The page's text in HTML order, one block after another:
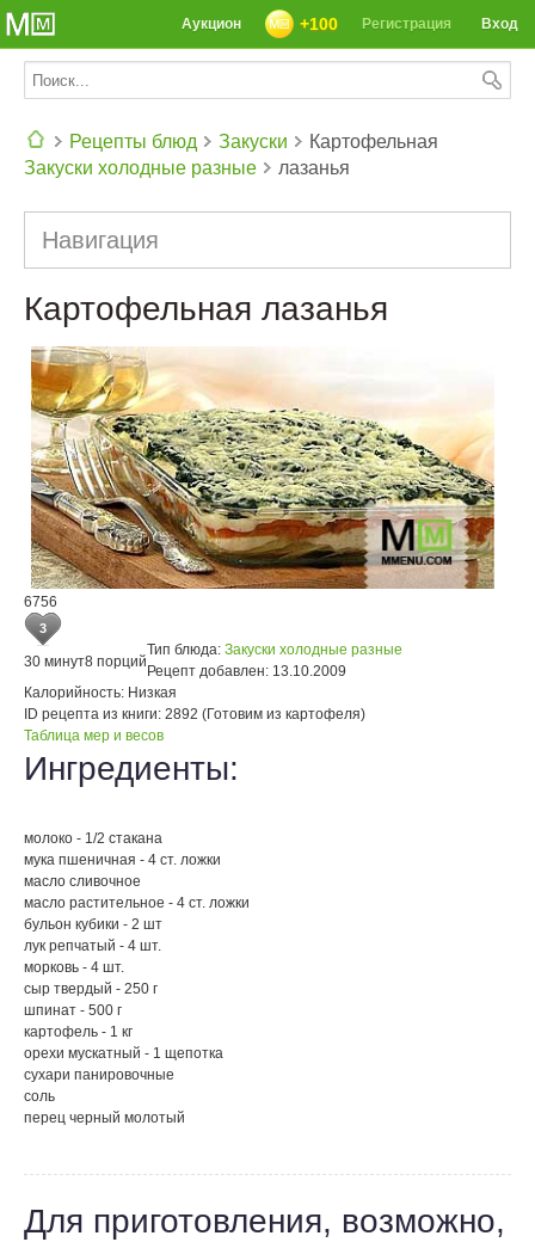
Вход
Регистрация
+100
Аукцион
Рецепты блюд
Закуски
Закуски холодные разные
Картофельная
лазанья
Навигация
Картофельная лазанья
6756
3
30 минут8 порций
Тип блюда: Закуски холодные разные
Рецепт добавлен: 13.10.2009
Калорийность: Низкая
ID рецепта из книги: 2892 (Готовим из картофеля)
Таблица мер и весов
Ингредиенты:
молоко - 1/2 стакана
мука пшеничная - 4 ст. ложки
масло сливочное
масло растительное - 4 ст. ложки
бульон кубики - 2 шт
лук репчатый - 4 шт.
морковь - 4 шт.
сыр твердый - 250 г
шпинат - 500 г
картофель - 1 кг
орехи мускатный - 1 щепотка
сухари панировочные
соль
перец черный молотый
Для приготовления, возможно,